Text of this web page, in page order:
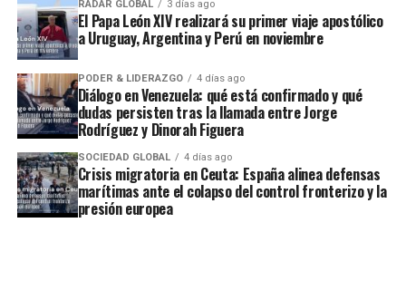
RADAR GLOBAL 3 días ago
El Papa León XIV realizará su primer viaje apostólico
a Uruguay, Argentina y Perú en noviembre
PODER & LIDERAZGO 4 días ago
Diálogo en Venezuela: qué está confirmado y qué
dudas persisten tras la llamada entre Jorge
Rodríguez y Dinorah Figuera
SOCIEDAD GLOBAL 4 días ago
Crisis migratoria en Ceuta: España alinea defensas
marítimas ante el colapso del control fronterizo y la
presión europea